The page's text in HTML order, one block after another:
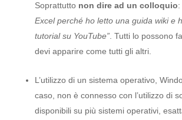
Soprattutto non dire ad un colloquio:
Excel perché ho letto una guida wiki e
tutorial su YouTube”. Tutti lo possono
devi apparire come tutti gli altri.
L’utilizzo di un sistema operativo,
caso, non è connesso con l’utilizzo di
disponibili su più sistemi operativi,